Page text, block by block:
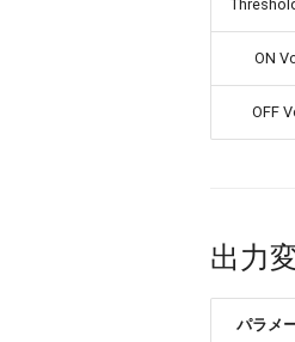
ON
OFF
出力
パラメ